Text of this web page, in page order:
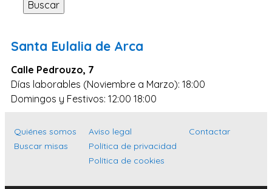
Sevilla
Santa Cruz de Tenerife
Cantabria
Islas Baleares
Málaga
Buscar
Santa Eulalia de Arca
Calle Pedrouzo, 7
Días laborables (Noviembre a Marzo): 18:00
Domingos y Festivos: 12:00 18:00
Quiénes somos
Buscar misas
Aviso legal
Política de privacidad
Política de cookies
Contactar